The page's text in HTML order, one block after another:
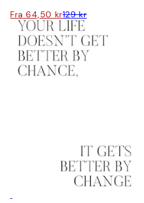
Fra 64,50 kr129 kr